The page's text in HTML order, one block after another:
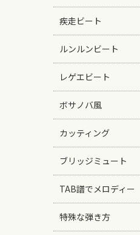
疾走ビート
ルンルンビート
レゲエビート
ボサノバ風
カッティング
ブリッジミュート
TAB譜でメロディー
特殊な弾き方